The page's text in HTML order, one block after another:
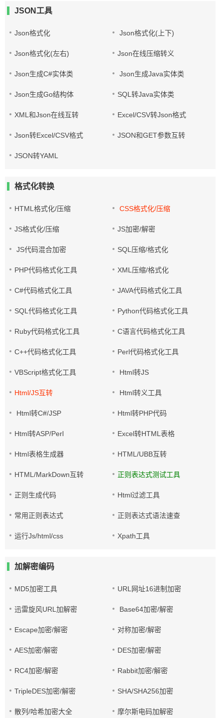
JSON工具
Json格式化 Json格式化(上下)
Json格式化(左右) Json在线压缩转义
Json生成C#实体类 Json生成Java实体类
Json生成Go结构体 SQL转Java实体类
XML和Json在线互转 Excel/CSV转Json格式
Json转Excel/CSV格式 JSON和GET参数互转
JSON转YAML
格式化转换
HTML格式化/压缩 CSS格式化/压缩
JS格式化/压缩 JS加密/解密
JS代码混合加密 SQL压缩/格式化
PHP代码格式化工具 XML压缩/格式化
C#代码格式化工具 JAVA代码格式化工具
SQL代码格式化工具 Python代码格式化工具
Ruby代码格式化工具 C语言代码格式化工具
C++代码格式化工具 Perl代码格式化工具
VBScript格式化工具 Html转JS
Html/JS互转 Html转义工具
Html转C#/JSP Html转PHP代码
Html转ASP/Perl Excel转HTML表格
Html表格生成器 HTML/UBB互转
HTML/MarkDown互转 正则表达式测试工具
正则生成代码 Html过滤工具
常用正则表达式 正则表达式语法速查
运行Js/html/css Xpath工具
加解密编码
MD5加密工具 URL网址16进制加密
迅雷旋风URL加解密 Base64加密/解密
Escape加密/解密 对称加密/解密
AES加密/解密 DES加密/解密
RC4加密/解密 Rabbit加密/解密
TripleDES加密/解密 SHA/SHA256加密
散列/哈希加密大全 摩尔斯电码加解密